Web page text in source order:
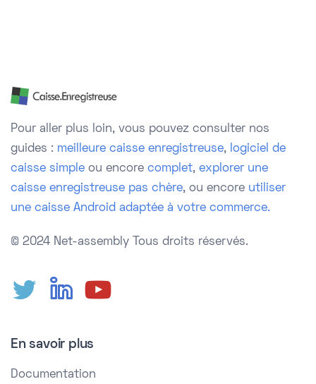
Pour aller plus loin, vous pouvez consulter nos
guides : meilleure caisse enregistreuse, logiciel de
caisse simple ou encore complet, explorer une
caisse enregistreuse pas chère, ou encore utiliser
une caisse Android adaptée à votre commerce.
© 2024 Net-assembly Tous droits réservés.
En savoir plus
Documentation